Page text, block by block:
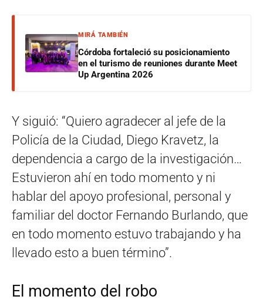
MIRÁ TAMBIÉN
Córdoba fortaleció su posicionamiento
en el turismo de reuniones durante Meet
Up Argentina 2026
Y siguió: “Quiero agradecer al jefe de la
Policía de la Ciudad, Diego Kravetz, la
dependencia a cargo de la investigación…
Estuvieron ahí en todo momento y ni
hablar del apoyo profesional, personal y
familiar del doctor Fernando Burlando, que
en todo momento estuvo trabajando y ha
llevado esto a buen término”.
El momento del robo